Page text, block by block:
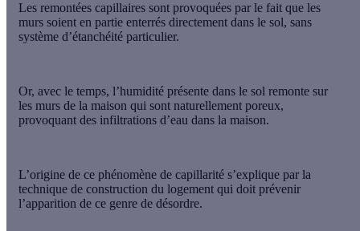
Les remontées capillaires sont provoquées par le fait que les
murs soient en partie enterrés directement dans le sol, sans
système d’étanchéité particulier.
Or, avec le temps, l’humidité présente dans le sol remonte sur
les murs de la maison qui sont naturellement poreux,
provoquant des infiltrations d’eau dans la maison.
L’origine de ce phénomène de capillarité s’explique par la
technique de construction du logement qui doit prévenir
l’apparition de ce genre de désordre.